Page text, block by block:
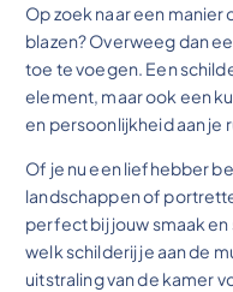
Op zoek naar een manier
blazen? Overweeg dan
toe te voegen. Een
element, maar ook een
en persoonlijkheid aan je
Of je nu een liefhebber
landschappen of
perfect bij jouw smaak
welk schilderij je aan de
uitstraling van de kamer